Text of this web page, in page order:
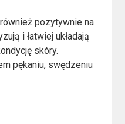
pozytywnie na
i łatwiej układają
skóry.
pękaniu, swędzeniu